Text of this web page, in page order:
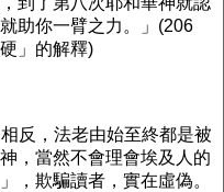
助你一臂之力。」(206
」的解釋)
反，法老由始至終都是被
，當然不會理會埃及人的
，欺騙讀者，實在虛偽。